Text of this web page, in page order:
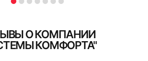
О КОМПАНИИ
КОМФОРТА"